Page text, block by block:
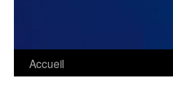
Accueil